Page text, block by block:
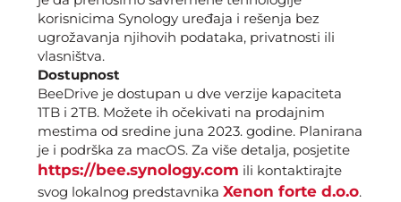
korisnicima Synology uređaja i rešenja bez
ugrožavanja njihovih podataka, privatnosti ili
vlasništva.
Dostupnost
BeeDrive je dostupan u dve verzije kapaciteta
1TB i 2TB. Možete ih očekivati na prodajnim
mestima od sredine juna 2023. godine. Planirana
je i podrška za macOS. Za više detalja, posjetite
https://bee.synology.com ili kontaktirajte
svog lokalnog predstavnika Xenon forte d.o.o.